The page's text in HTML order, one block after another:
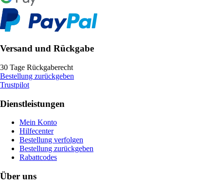
Versand und Rückgabe
30 Tage Rückgaberecht
Bestellung zurückgeben
Trustpilot
Dienstleistungen
Mein Konto
Hilfecenter
Bestellung verfolgen
Bestellung zurückgeben
Rabattcodes
Über uns